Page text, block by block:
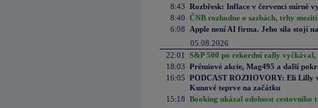
8:43 Rozbřesk: Inflace v červenci mírně
8:40 ČNB rozhodne o sazbách, trhy
6:08
Apple není AI firma. Jeho síla stojí
05.08.2026
22:01
S&P 500 po rekordní rally vyčkával,
18:03 Prémiové akcie, Mag495 a další
16:05 PODCAST ROZHOVORY: Eli Lilly
Kunové teprve na začátku
15:18 Booking ukázal odolnost cestovního